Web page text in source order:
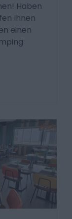
Haben
Ihnen
einen